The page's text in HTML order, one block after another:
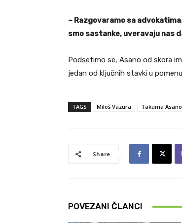
– Razgovaramo sa
smo sastanke, uveravaju nas
Podsetimo se, Asano od skora
jedan od ključnih stavki u
TAGS Miloš Vazura Takuma Asano
Share
POVEZANI ČLANCI